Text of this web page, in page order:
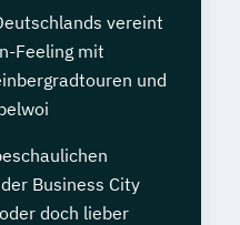
vereint
Feeling mit
und
Business City
doch lieber